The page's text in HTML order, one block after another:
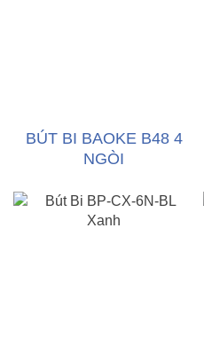
BÚT BI BAOKE B48 4
NGÒI